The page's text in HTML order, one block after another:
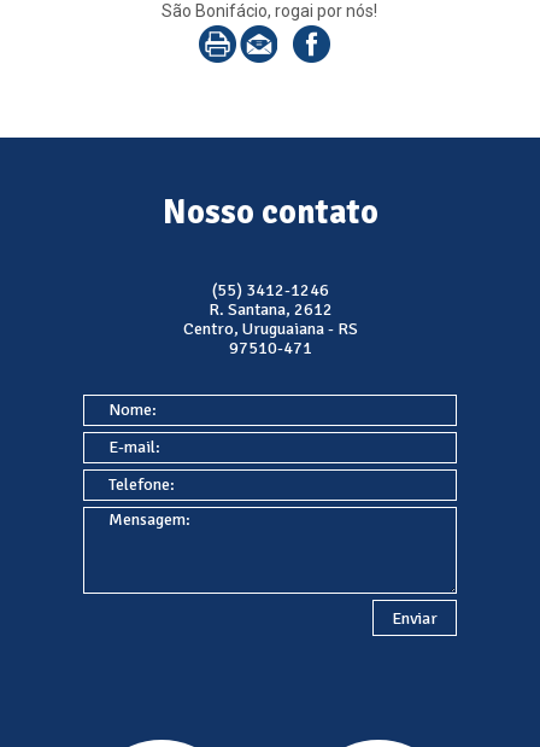
São Bonifácio, rogai por nós!
Nosso contato
(55) 3412-1246
R. Santana, 2612
Centro, Uruguaiana - RS
97510-471